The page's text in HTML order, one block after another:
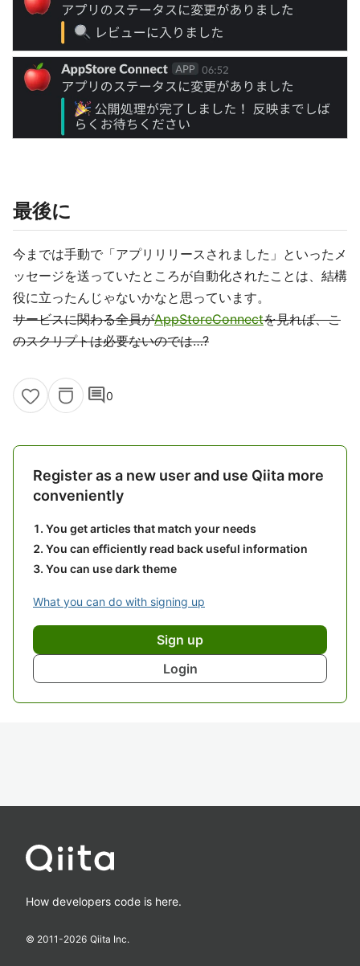
最後に
今までは手動で「アプリリリースされました」といったメ
ッセージを送っていたところが自動化されたことは、結構
役に立ったんじゃないかなと思っています。
サービスに関わる全員がAppStoreConnectを見れば、こ
のスクリプトは必要ないのでは…?
comment0
Register as a new user and use Qiita more
conveniently
You get articles that match your needs
You can efficiently read back useful information
You can use dark theme
What you can do with signing up
Sign up
Login
How developers code is here.
© 2011-2026 Qiita Inc.